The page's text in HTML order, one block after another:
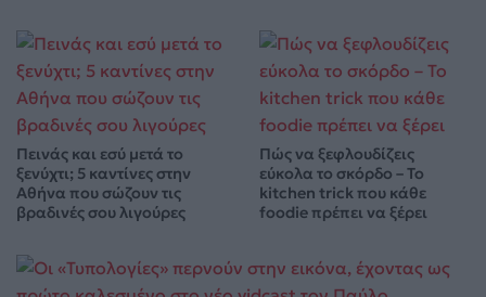
Πεινάς και εσύ μετά το
ξενύχτι; 5 καντίνες στην
Αθήνα που σώζουν τις
βραδινές σου λιγούρες
Πώς να ξεφλουδίζεις
εύκολα το σκόρδο – Το
kitchen trick που κάθε
foodie πρέπει να ξέρει